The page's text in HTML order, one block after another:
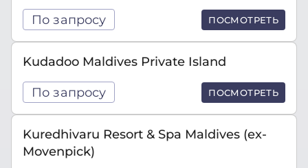
По запросу ПОСМОТРЕТЬ
Kudadoo Maldives Private Island
По запросу ПОСМОТРЕТЬ
Kuredhivaru Resort & Spa Maldives (ex-
Movenpick)